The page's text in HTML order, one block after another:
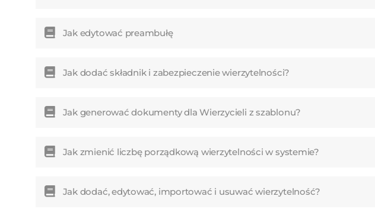
Jak edytować preambułę
Jak dodać składnik i zabezpieczenie wierzytelności?
Jak generować dokumenty dla Wierzycieli z szablonu?
Jak zmienić liczbę porządkową wierzytelności w systemie?
Jak dodać, edytować, importować i usuwać wierzytelność?